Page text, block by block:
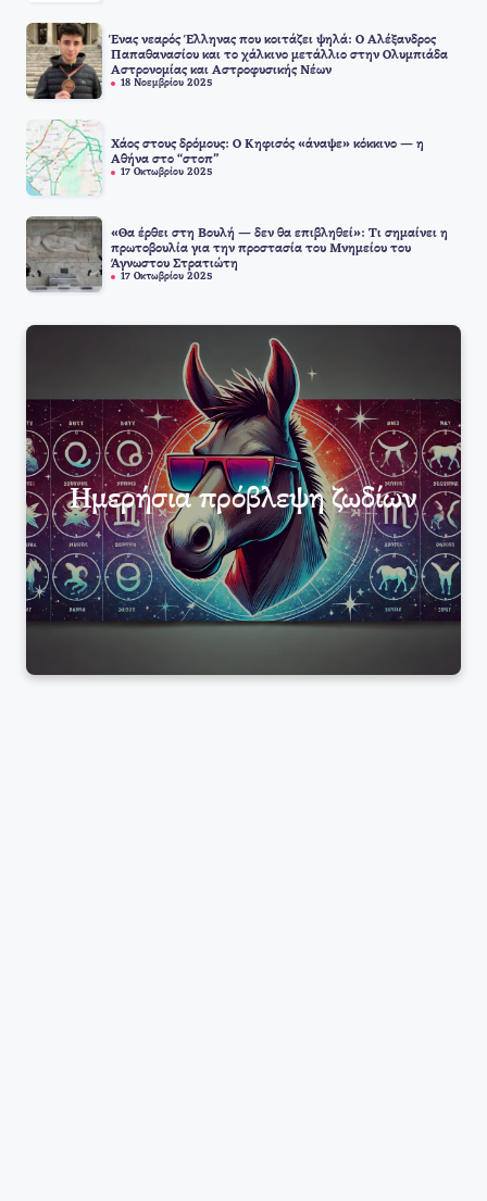
Ένας νεαρός Έλληνας που κοιτάζει ψηλά: Ο Αλέξανδρος
Παπαθανασίου και το χάλκινο μετάλλιο στην Ολυμπιάδα
Αστρονομίας και Αστροφυσικής Νέων
18 Νοεμβρίου 2025
Χάος στους δρόμους: Ο Κηφισός «άναψε» κόκκινο — η
Αθήνα στο “στοπ”
17 Οκτωβρίου 2025
«Θα έρθει στη Βουλή — δεν θα επιβληθεί»: Τι σημαίνει η
πρωτοβουλία για την προστασία του Μνημείου του
Άγνωστου Στρατιώτη
17 Οκτωβρίου 2025
Ημερήσια πρόβλεψη ζωδίων